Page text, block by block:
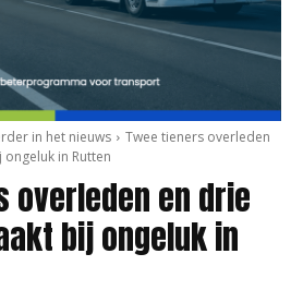
in het nieuws
Twee tieners overleden
in Rutten
overleden en drie
bij ongeluk in